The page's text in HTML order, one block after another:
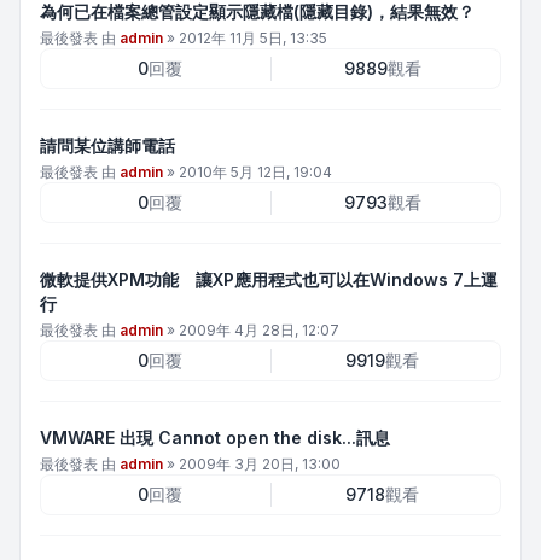
為何已在檔案總管設定顯示隱藏檔(隱藏目錄)，結果無效？
最後發表 由 admin » 2012年 11月 5日, 13:35
0回覆 9889觀看
請問某位講師電話
最後發表 由 admin » 2010年 5月 12日, 19:04
0回覆 9793觀看
微軟提供XPM功能 讓XP應用程式也可以在Windows 7上運
行
最後發表 由 admin » 2009年 4月 28日, 12:07
0回覆 9919觀看
VMWARE 出現 Cannot open the disk...訊息
最後發表 由 admin » 2009年 3月 20日, 13:00
0回覆 9718觀看